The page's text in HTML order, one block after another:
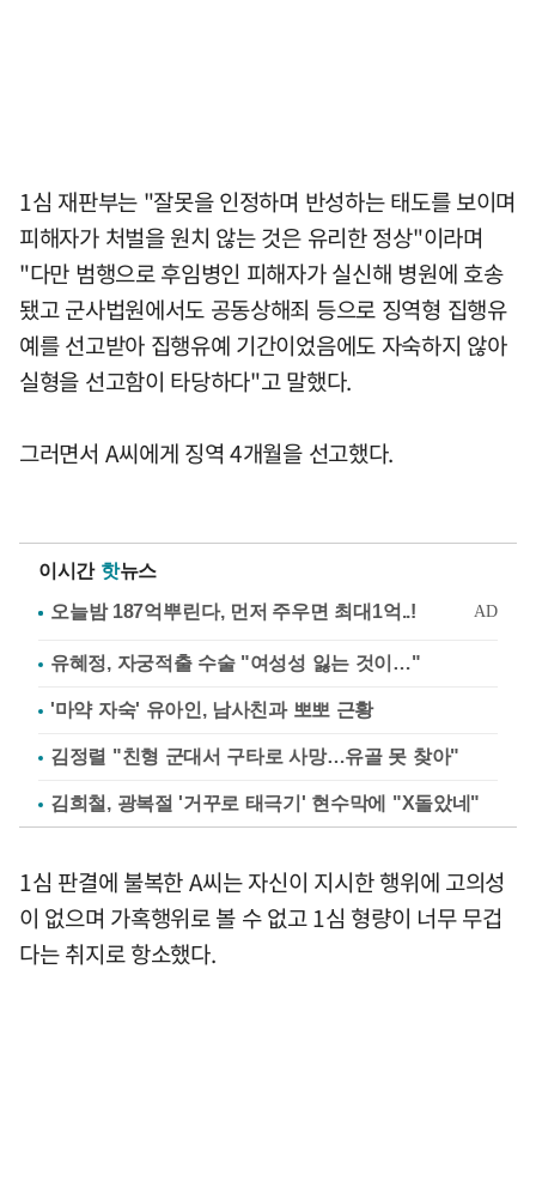
1심 재판부는 "잘못을 인정하며 반성하는 태도를 보이며
피해자가 처벌을 원치 않는 것은 유리한 정상"이라며
"다만 범행으로 후임병인 피해자가 실신해 병원에 호송
됐고 군사법원에서도 공동상해죄 등으로 징역형 집행유
예를 선고받아 집행유예 기간이었음에도 자숙하지 않아
실형을 선고함이 타당하다"고 말했다.
그러면서 A씨에게 징역 4개월을 선고했다.
이시간 핫뉴스
유혜정, 자궁적출 수술 "여성성 잃는 것이…"
'마약 자숙' 유아인, 남사친과 뽀뽀 근황
김정렬 "친형 군대서 구타로 사망…유골 못 찾아"
김희철, 광복절 '거꾸로 태극기' 현수막에 "X돌았네"
1심 판결에 불복한 A씨는 자신이 지시한 행위에 고의성
이 없으며 가혹행위로 볼 수 없고 1심 형량이 너무 무겁
다는 취지로 항소했다.